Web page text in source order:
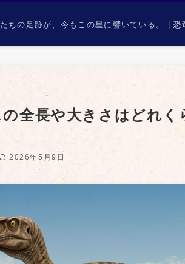
ちの足跡が、今もこの星に響いている。 | 恐
全長や大きさはどれ
2026年5月9日